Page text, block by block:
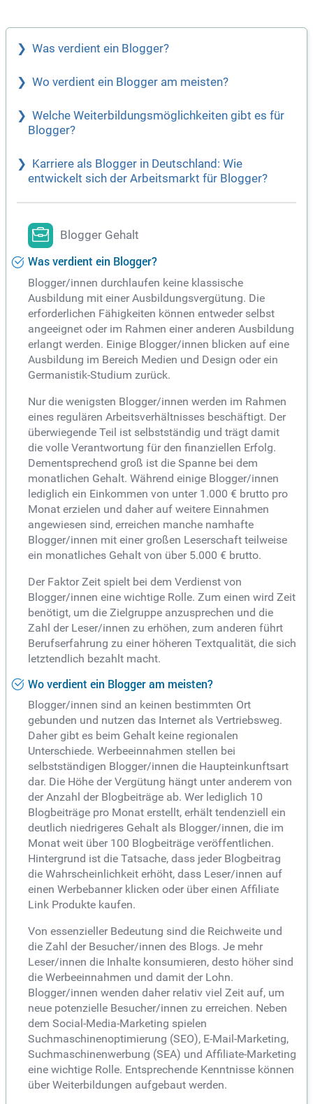
Was verdient ein Blogger?
Wo verdient ein Blogger am meisten?
Welche Weiterbildungsmöglichkeiten gibt es für
Blogger?
Karriere als Blogger in Deutschland: Wie
entwickelt sich der Arbeitsmarkt für Blogger?
Blogger Gehalt
Was verdient ein Blogger?
Blogger/innen durchlaufen keine klassische
Ausbildung mit einer Ausbildungsvergütung. Die
erforderlichen Fähigkeiten können entweder selbst
angeeignet oder im Rahmen einer anderen Ausbildung
erlangt werden. Einige Blogger/innen blicken auf eine
Ausbildung im Bereich Medien und Design oder ein
Germanistik-Studium zurück.
Nur die wenigsten Blogger/innen werden im Rahmen
eines regulären Arbeitsverhältnisses beschäftigt. Der
überwiegende Teil ist selbstständig und trägt damit
die volle Verantwortung für den finanziellen Erfolg.
Dementsprechend groß ist die Spanne bei dem
monatlichen Gehalt. Während einige Blogger/innen
lediglich ein Einkommen von unter 1.000 € brutto pro
Monat erzielen und daher auf weitere Einnahmen
angewiesen sind, erreichen manche namhafte
Blogger/innen mit einer großen Leserschaft teilweise
ein monatliches Gehalt von über 5.000 € brutto.
Der Faktor Zeit spielt bei dem Verdienst von
Blogger/innen eine wichtige Rolle. Zum einen wird Zeit
benötigt, um die Zielgruppe anzusprechen und die
Zahl der Leser/innen zu erhöhen, zum anderen führt
Berufserfahrung zu einer höheren Textqualität, die sich
letztendlich bezahlt macht.
Wo verdient ein Blogger am meisten?
Blogger/innen sind an keinen bestimmten Ort
gebunden und nutzen das Internet als Vertriebsweg.
Daher gibt es beim Gehalt keine regionalen
Unterschiede. Werbeeinnahmen stellen bei
selbstständigen Blogger/innen die Haupteinkunftsart
dar. Die Höhe der Vergütung hängt unter anderem von
der Anzahl der Blogbeiträge ab. Wer lediglich 10
Blogbeiträge pro Monat erstellt, erhält tendenziell ein
deutlich niedrigeres Gehalt als Blogger/innen, die im
Monat weit über 100 Blogbeiträge veröffentlichen.
Hintergrund ist die Tatsache, dass jeder Blogbeitrag
die Wahrscheinlichkeit erhöht, dass Leser/innen auf
einen Werbebanner klicken oder über einen Affiliate
Link Produkte kaufen.
Von essenzieller Bedeutung sind die Reichweite und
die Zahl der Besucher/innen des Blogs. Je mehr
Leser/innen die Inhalte konsumieren, desto höher sind
die Werbeeinnahmen und damit der Lohn.
Blogger/innen wenden daher relativ viel Zeit auf, um
neue potenzielle Besucher/innen zu erreichen. Neben
dem Social-Media-Marketing spielen
Suchmaschinenoptimierung (SEO), E-Mail-Marketing,
Suchmaschinenwerbung (SEA) und Affiliate-Marketing
eine wichtige Rolle. Entsprechende Kenntnisse können
über Weiterbildungen aufgebaut werden.